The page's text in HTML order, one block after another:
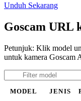
Unduh Sekarang
Goscam URL
Petunjuk: Klik model
untuk kamera Goscam
MODEL JENIS